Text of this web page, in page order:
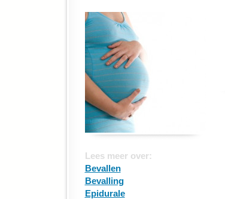
Lees meer over:
Bevallen
Bevalling
Epidurale